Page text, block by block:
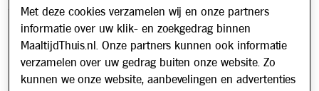
Veelgestelde vragen
Werken bij
Nieuws
Met deze cookies verzamelen wij en onze partners
informatie over uw klik- en zoekgedrag binnen
MaaltijdThuis.nl. Onze partners kunnen ook informatie
verzamelen over uw gedrag buiten onze website. Zo
kunnen we onze website, aanbevelingen en advertenties